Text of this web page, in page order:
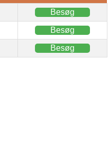
Besøg
Besøg
Besøg